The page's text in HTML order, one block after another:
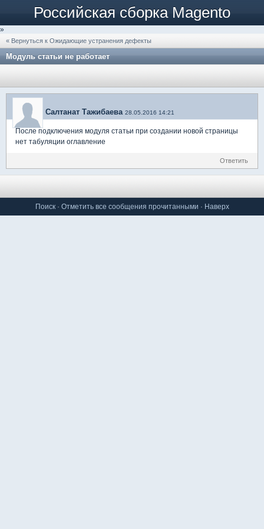
Российская сборка Magento
»
« Вернуться к Ожидающие устранения дефекты
Модуль статьи не работает
Салтанат Тажибаева 28.05.2016 14:21
После подключения модуля статьи при создании новой страницы
нет табуляции оглавление
Ответить
Поиск· Отметить все сообщения прочитанными · Наверх